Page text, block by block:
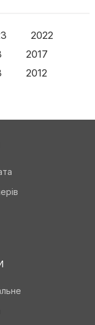
2022
2017
2012